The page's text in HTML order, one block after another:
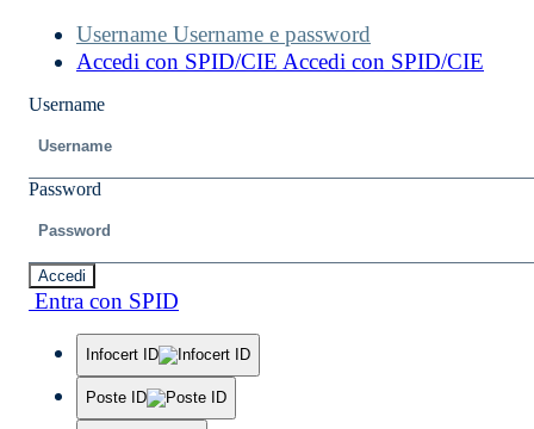
Username Username e password
Accedi con SPID/CIE Accedi con SPID/CIE
Username
Password
Accedi
Entra con SPID
Infocert ID
Poste ID